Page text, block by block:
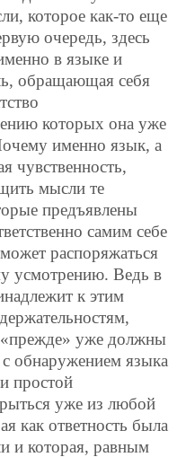
которое как-то еще
очередь, здесь
в языке и
обращающая себя
которых она уже
именно язык, а
чувственность,
мысли те
предъявлены
самим себе
распоряжаться
усмотрению. Ведь в
к этим
уже должны
обнаружением языка
простой
уже из любой
как ответность была
и которая, равным